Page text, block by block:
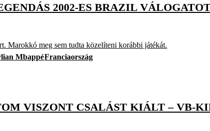
2002-ES BRAZIL
Marokkó meg sem tudta közelíteni korábbi játékát.
MbappéFranciaország
VISZONT CSALÁST KIÁLT – VB-